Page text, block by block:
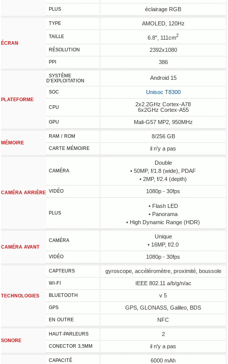
PLUS éclairage RGB
ÉCRAN
TYPE AMOLED, 120Hz
TAILLE 6.8", 111cm2
RÉSOLUTION 2392x1080
PPI 386
PLATEFORME
SYSTÈME
D'EXPLOITATION
Android 15
SOC Unisoc T8300
CPU
2x2.2GHz Cortex-A78
6x2GHz Cortex-A55
GPU Mali-G57 MP2, 950MHz
MÉMOIRE
RAM / ROM 8/256 GB
CARTE MÉMOIRE il n'y a pas
CAMÉRA ARRIÈRE
CAMÉRA
Double
• 50MP, f/1.8 (wide), PDAF
• 2MP, f/2.4 (depth)
VIDÉO 1080p - 30fps
PLUS
• Flash LED
• Panorama
• High Dynamic Range (HDR)
CAMÉRA AVANT
CAMÉRA
Unique
• 16MP, f/2.0
VIDÉO 1080p - 30fps
TECHNOLOGIES
CAPTEURS gyroscope, accéléromètre, proximité, boussole
WI-FI IEEE 802.11 a/b/g/n/ac
BLUETOOTH v 5
GPS GPS, GLONASS, Galileo, BDS
EN OUTRE NFC
SONORE
HAUT-PARLEURS 2
CONECTOR 3,5MM il n'y a pas
CAPACITÉ 6000 mAh